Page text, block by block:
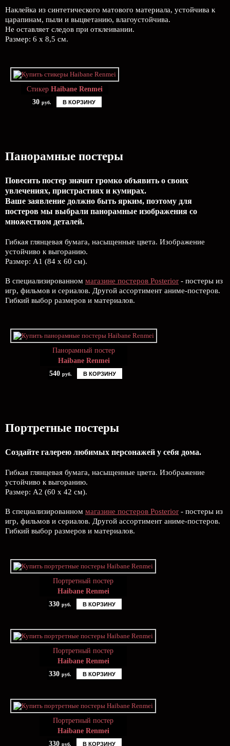
Наклейка из синтетического матового материала, устойчива к
царапинам, пыли и выцветанию, влагоустойчива.
Не оставляет следов при отклеивании.
Размер: 6 х 8,5 см.
Стикер Haibane Renmei
30 руб. В КОРЗИНУ
Панорамные постеры
Повесить постер значит громко объявить о своих
увлечениях, пристрастиях и кумирах.
Ваше заявление должно быть ярким, поэтому для
постеров мы выбрали панорамные изображения со
множеством деталей.
Гибкая глянцевая бумага, насыщенные цвета. Изображение
устойчиво к выгоранию.
Размер: А1 (84 х 60 см).
В специализированном магазине постеров Posterior - постеры из
игр, фильмов и сериалов. Другой ассортимент аниме-постеров.
Гибкий выбор размеров и материалов.
Панорамный постер
Haibane Renmei
540 руб. В КОРЗИНУ
Портретные постеры
Создайте галерею любимых персонажей у себя дома.
Гибкая глянцевая бумага, насыщенные цвета. Изображение
устойчиво к выгоранию.
Размер: А2 (60 х 42 см).
В специализированном магазине постеров Posterior - постеры из
игр, фильмов и сериалов. Другой ассортимент аниме-постеров.
Гибкий выбор размеров и материалов.
Портретный постер
Haibane Renmei
330 руб. В КОРЗИНУ
Портретный постер
Haibane Renmei
330 руб. В КОРЗИНУ
Портретный постер
Haibane Renmei
330 руб. В КОРЗИНУ